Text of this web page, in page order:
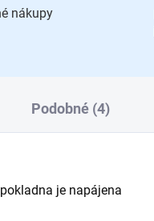
nákupy
Podobné (4)
je napájena